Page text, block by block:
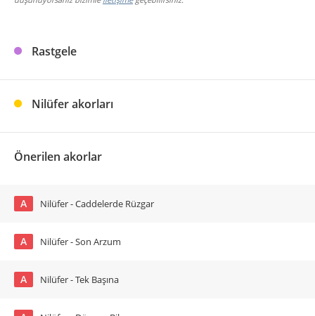
Rastgele
Nilüfer akorları
Önerilen akorlar
A Nilüfer - Caddelerde Rüzgar
A Nilüfer - Son Arzum
A Nilüfer - Tek Başına